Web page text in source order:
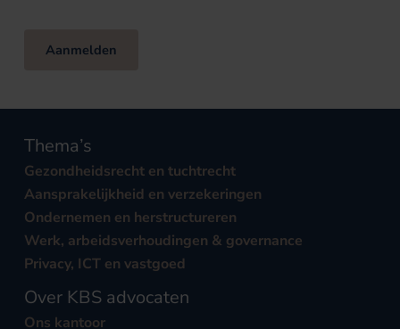
Aanmelden
Thema’s
Gezondheidsrecht en tuchtrecht
Aansprakelijkheid en verzekeringen
Ondernemen en herstructureren
Werk, arbeidsverhoudingen & governance
Privacy, ICT en vastgoed
Over KBS advocaten
Ons kantoor